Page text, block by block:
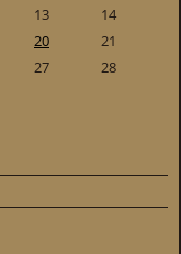
13
14
20
21
27
28